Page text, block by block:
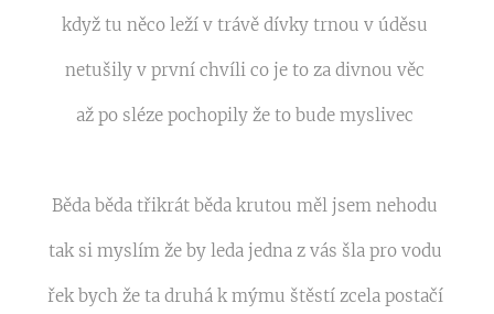
když tu něco leží v trávě dívky trnou v úděsu
netušily v první chvíli co je to za divnou věc
až po sléze pochopily že to bude myslivec
Běda běda třikrát běda krutou měl jsem nehodu
tak si myslím že by leda jedna z vás šla pro vodu
řek bych že ta druhá k mýmu štěstí zcela postačí